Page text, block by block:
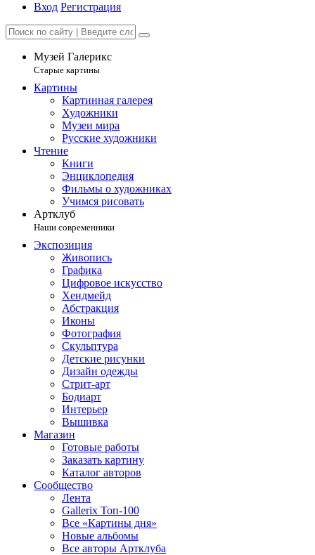
Вход Регистрация
Музей Галерикс
Старые картины
Картины
Картинная галерея
Художники
Музеи мира
Русские художники
Чтение
Книги
Энциклопедия
Фильмы о художниках
Учимся рисовать
Артклуб
Наши современники
Экспозиция
Живопись
Графика
Цифровое искусство
Хендмейд
Абстракция
Иконы
Фотография
Скульптура
Детские рисунки
Дизайн одежды
Стрит-арт
Бодиарт
Интерьер
Вышивка
Магазин
Готовые работы
Заказать картину
Каталог авторов
Сообщество
Лента
Gallerix Топ-100
Все «Картины дня»
Новые альбомы
Все авторы Артклуба